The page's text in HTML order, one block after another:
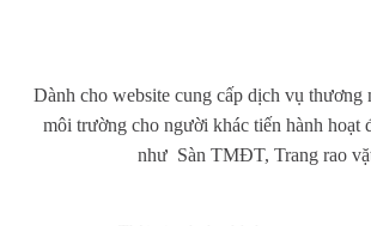
Dành cho website cung cấp dịch vụ thương
môi trường cho người khác tiến hành hoạt
như Sàn TMĐT, Trang rao